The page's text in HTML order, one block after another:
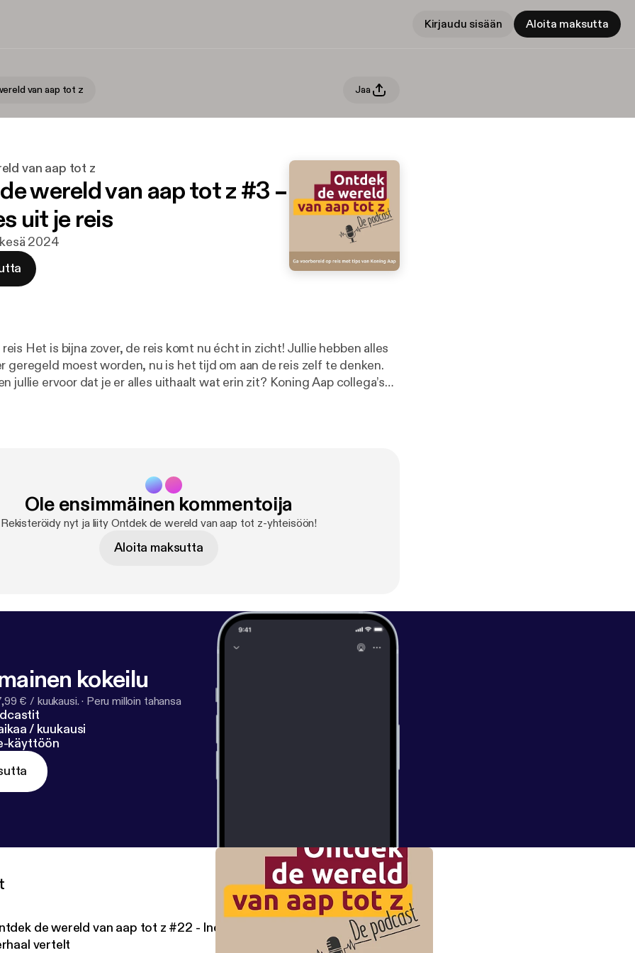
Kirjaudu sisään Aloita maksutta
van aap tot z Jaa
van aap tot z
wereld van aap tot z #3 –
uit je reis
kesä 2024
hebben alles
geregeld moest worden, nu is het tijd om aan de reis zelf te denken.
jullie ervoor dat je er alles uithaalt wat erin zit? Koning Aap collega’s
ouders en broer naar Thailand. Veel luisterplezier! Koning Aap –
onbekende plekken. Volg ons online: Instagram: instagram.com/koningaap [
koningaap ] Youtube: youtube.com/koningaapreizen [
] Facebook: facebook.com/koningaap [https://www.faceboo
Hosted on Acast. See acast.com/privacy [
Ole ensimmäinen kommentoija
Rekisteröidy nyt ja liity Ontdek de wereld van aap tot z-yhteisöön!
Aloita maksutta
kokeilu
€ / kuukausi. · Peru milloin tahansa
/ kuukausi
käyttöön
de wereld van aap tot z #22 - India: waar elke straathoek een
vertelt